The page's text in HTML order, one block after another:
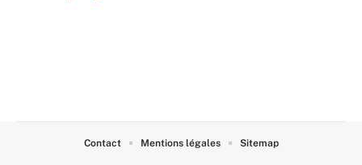
Contact Mentions légales Sitemap